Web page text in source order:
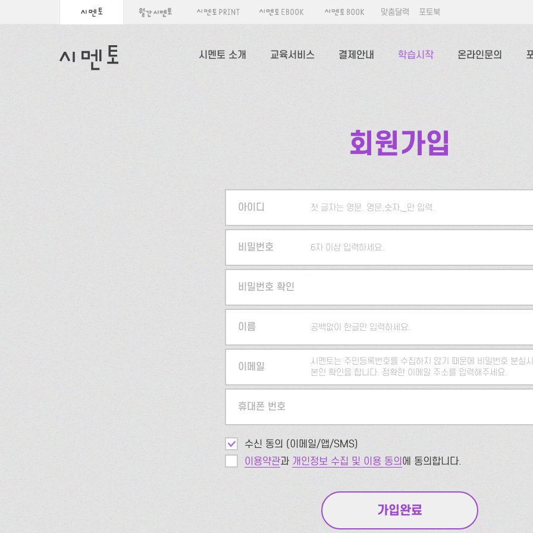
맞춤달력 포토북
시멘토 소개 교육서비스 결제안내 학습시작 온라인문의
회원가입
아이디 첫 글자는 영문. 영문,숫자,_만 입력.
5자 이상 입력하세요.
비밀번호 6자 이상 입력하세요.
비밀번호 확인
이름 공백없이 한글만 입력하세요.
이메일
시멘토는 주민등록번호를 수집하지 않기 때문에 비밀번호 분실
본인 확인을 합니다. 정확한 이메일 주소를 입력해주세요.
휴대폰 번호
수신 동의 (이메일/앱/SMS)
이용약관과 개인정보 수집 및 이용 동의에 동의합니다.